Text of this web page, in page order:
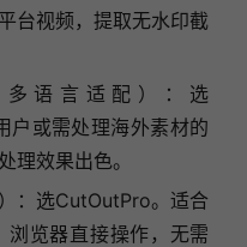
台视频，提取无水印截
语言适配）：选
户或需处理海外素材的
理效果出色。
：选CutOutPro。适合
览器直接操作，无需